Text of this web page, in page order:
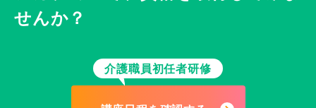
せんか？
介護職員初任者研修